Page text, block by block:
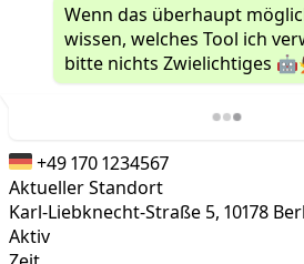
Wenn das überhaupt
wissen, welches Tool ich
bitte nichts Zwielichtiges
+49 170 1234567
Aktueller Standort
Karl-Liebknecht-Straße 5, 10178
Aktiv